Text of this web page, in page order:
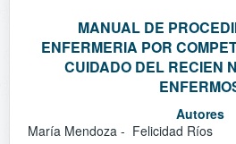
MANUAL DE
ENFERMERIA POR
CUIDADO DEL RECIEN
Autores
María Mendoza - Felicidad Ríos